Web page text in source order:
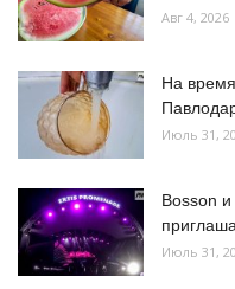
Авг 4, 2026
На
Июль 31,
Bosson
Июль 31,